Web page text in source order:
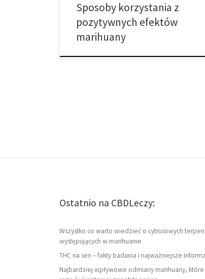
Sposoby korzystania z
pozytywnych efektów
marihuany
Ostatnio na CBDLeczy:
Wszystko co warto wiedzieć o cytrusowych
występujących w marihuanie
THC na sen – fakty badania i najważniejsze
Najbardziej wpływowe odmiany marihuany, które